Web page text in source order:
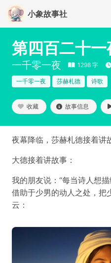
小象故事社
第四百二十一
一千零一夜 1298 字
一千零一夜 莎赫札德 诗歌
收藏 故事信息
夜幕降临，莎赫札德接着讲
大德接着讲故事：
我的朋友说：“每当诗人想
借助于少男的动人之处，把
云：